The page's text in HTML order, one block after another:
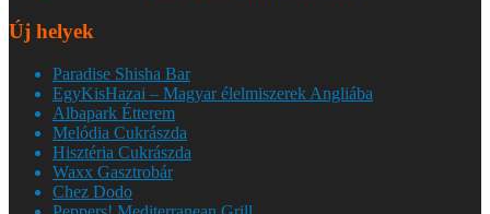
Új helyek
Paradise Shisha Bar
EgyKisHazai – Magyar élelmiszerek Angliába
Albapark Étterem
Melódia Cukrászda
Hisztéria Cukrászda
Waxx Gasztrobár
Chez Dodo